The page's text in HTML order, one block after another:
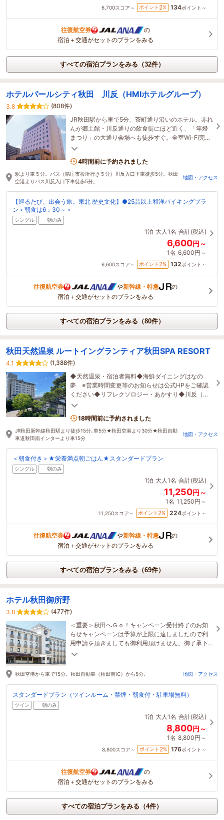
6,700スコア～ ポイント 2% 134ポイント～
往復航空券
の
宿泊＋交通がセットのプランをみる
すべての宿泊プランをみる（32件）
ホテルパールシティ秋田 川反（HMIホテルグループ）
3.8
(808件)
JR秋田駅から車で5分、茶町通り沿いのホテル。赤れ
んが郷土館・川反通りの飲食街にほど近く、「竿燈
まつり」の大通り会場へも徒歩すぐ。全室Wi-Fi完備
で出張・長期滞在・観光の拠点に便利な立地です。
4時間前に予約されました
駅より車５分。バス（県庁市役所行き５分）川反入口下車徒歩5分。秋田
空港よりバス川反入口下車徒歩5分。
地図・アクセス
【巡るたび、出会う旅。東北 歴史文化】●25品以上和洋バイキングプラ
ン＜朝食は6：30～＞
シングル 朝のみ
1泊 大人1名 合計(税込)
6,600円～
1名 6,600円～
6,600スコア～ ポイント 2% 132ポイント～
往復航空券 や新幹線・特急
の
宿泊＋交通がセットのプランをみる
すべての宿泊プランをみる（80件）
秋田天然温泉 ルートイングランティア秋田SPA RESORT
4.1
(1,388件)
◆天然温泉・宿泊者無料◆海鮮ダイニングはなの
夢 ※営業時間変更等のお知らせは公式HPをご確認
ください◆リフレクソロジー・あかすり◆川反（繁
華街）至近
18時間前に予約されました
JR秋田新幹線秋田駅より徒歩15分､車5分★秋田空港より30分★秋田自動
車道秋田南インターより車15分
地図・アクセス
＜朝食付き＞★栄養満点朝ごはん★スタンダードプラン
シングル 朝のみ
1泊 大人1名 合計(税込)
11,250円～
1名 11,250円～
11,250スコア～ ポイント 2% 224ポイント～
往復航空券 や新幹線・特急
の
宿泊＋交通がセットのプランをみる
すべての宿泊プランをみる（69件）
ホテル秋田御所野
3.8
(477件)
＜重要＞秋田へＧｏ！キャンペーン受付終了のお知
らせキャンペーンは予算が上限に達しましたので利
用申請を頂きましても御利用頂けません。御了承下
さいませ。
秋田空港から車で15分。秋田自動車（秋田南IC）から5分。 地図・アクセス
スタンダードプラン（ツインルーム・禁煙・朝食付・駐車場無料）
ツイン 朝のみ
1泊 大人1名 合計(税込)
8,800円～
1名 8,800円～
8,800スコア～ ポイント 2% 176ポイント～
往復航空券
の
宿泊＋交通がセットのプランをみる
すべての宿泊プランをみる（4件）